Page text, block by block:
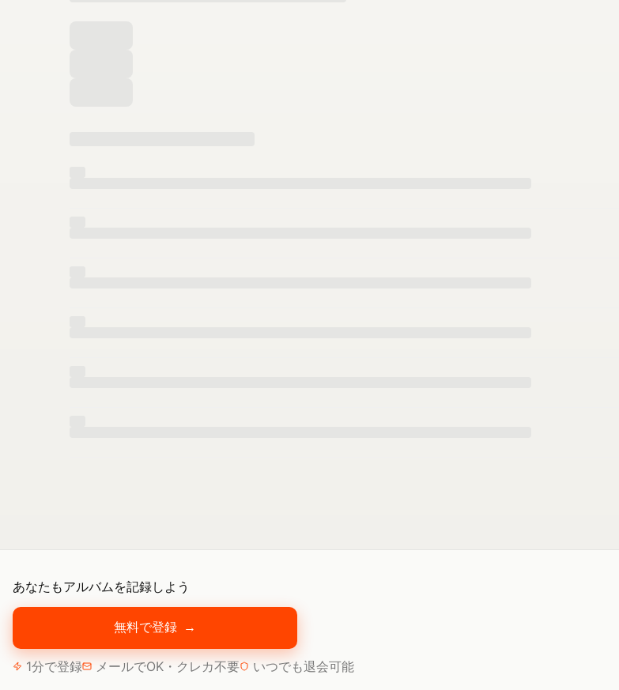
あなたもアルバムを記録しよう
無料で登録 →
1分で登録 メールでOK・クレカ不要 いつでも退会可能